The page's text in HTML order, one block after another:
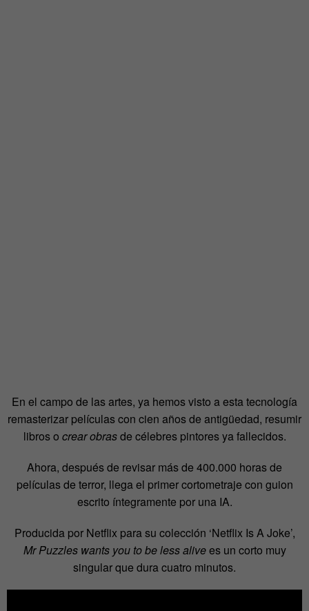
En el campo de las artes, ya hemos visto a esta tecnología
remasterizar películas con cien años de antigüedad, resumir
libros o crear obrasde célebres pintores ya fallecidos.
Ahora, después de revisar más de 400.000 horas de
películas de terror, llega el primer cortometraje con guion
escrito íntegramente por una IA.
Producida por Netflix para su colección ‘Netflix Is A Joke’,
Mr Puzzles wants you to be less alivees un corto muy
singular que dura cuatro minutos.